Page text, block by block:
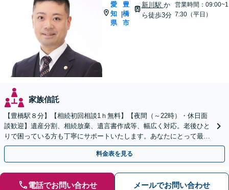
愛
知
県
|
豊
橋
市
新川駅 か
ら徒歩3分
営業時間：09:00~1
7:30（平日）
家族信託
【豊橋駅８分】【相続初回相談1ｈ無料】【夜間（～22時）・休日面
談歓迎】遺産分割、相続放棄、遺言書作成等、幅広く対応。老後ひと
りで困っている方も丁寧にサポートいたします。あなたにとって最善
の方法を提案しています。お気軽にご相談ください。
料金表を見る
電話でお問い合わせ メールでお問い合わせ